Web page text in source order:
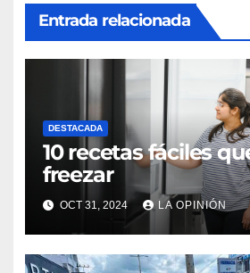
Entrada relacionada
DESTACADA
10 recetas fáciles
freezar
OCT 31, 2024 LA OPINIÓN